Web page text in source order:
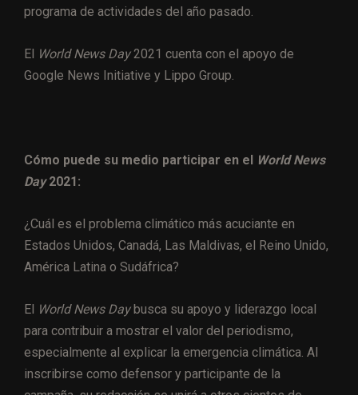
programa de actividades del año pasado.
El World News Day2021 cuenta con el apoyo de
Google News Initiative y Lippo Group.
Cómo puede su medio participar en el World News
Day2021:
¿Cuál es el problema climático más acuciante en
Estados Unidos, Canadá, Las Maldivas, el Reino Unido,
América Latina o Sudáfrica?
El World News Daybusca su apoyo y liderazgo local
para contribuir a mostrar el valor del periodismo,
especialmente al explicar la emergencia climática. Al
inscribirse como defensor y participante de la